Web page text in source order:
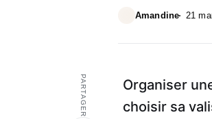
Amandine 21
PARTAGER
Organiser
choisir sa